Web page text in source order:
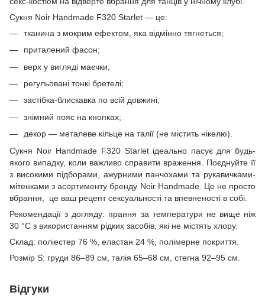
Сукня Noir Handmade F320 Starlet — це:
тканина з мокрим ефектом, яка відмінно тягнеться;
приталений фасон;
верх у вигляді маєчки;
регульовані тонкі бретелі;
застібка-блискавка по всій довжині;
знімний пояс на кнопках;
декор — металеве кільце на талії (не містить нікелю).
Сукня Noir Handmade F320 Starlet ідеально пасує для будь-
якого випадку, коли важливо справити враження. Поєднуйте її
з високими підборами, ажурними панчохами та рукавичками-
мітенками з асортименту бренду Noir Handmade. Це не просто
вбрання, це ваш рецепт сексуальності та впевненості в собі.
Рекомендації з догляду: прання за температури не вище ніж
30 °C з використанням рідких засобів, які не містять хлору.
Склад: поліестер 76 %, еластан 24 %, полімерне покриття.
Розмір S: груди 86–89 см, талія 65–68 см, стегна 92–95 см.
Відгуки